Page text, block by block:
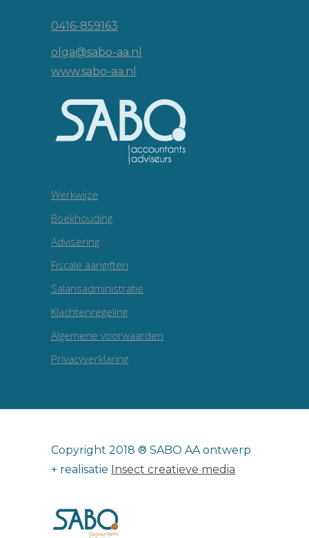
0416-859163
olga@sabo-aa.nl
www.sabo-aa.nl
Werkwijze
Boekhouding
Advisering
Fiscale aangiften
Salarisadministratie
Klachtenregeling
Algemene voorwaarden
Privacyverklaring
Copyright 2018 ® SABO AA ontwerp
+ realisatie Insect creatieve media